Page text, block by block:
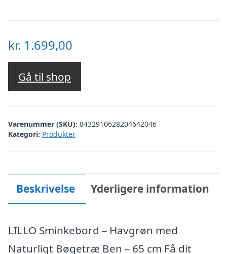
kr. 1.699,00
Gå til shop
Varenummer (SKU): 8432910628204642046
Kategori: Produkter
Beskrivelse Yderligere information
LILLO Sminkebord – Havgrøn med
Naturligt Bøgetræ Ben – 65 cm Få dit